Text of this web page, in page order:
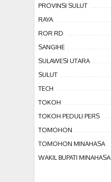
PROVINSI SULUT
RAYA
ROR RD
SANGIHE
SULAWESI UTARA
SULUT
TECH
TOKOH
TOKOH PEDULI PERS
TOMOHON
TOMOHON MINAHASA
WAKIL BUPATI MINAHASA